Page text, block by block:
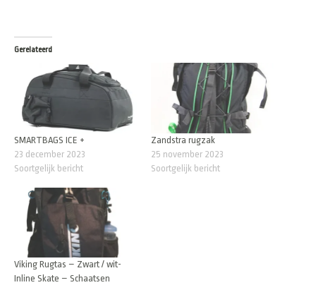
Gerelateerd
SMARTBAGS ICE +
23 december 2023
Soortgelijk bericht
Zandstra rugzak
25 november 2023
Soortgelijk bericht
Viking Rugtas – Zwart / wit-
Inline Skate – Schaatsen